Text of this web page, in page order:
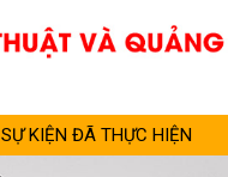
SỰ KIỆN ĐÃ THỰC HIỆN